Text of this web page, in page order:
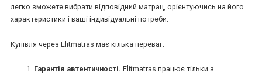
легко зможете вибрати відповідний матрац, орієнтуючись на його
характеристики і ваші індивідуальні потреби.
Купівля через Elitmatras має кілька переваг:
Гарантія автентичності. Elitmatras працює тільки з